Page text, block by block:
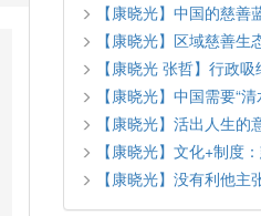
【康晓光】中国的慈善
【康晓光】区域慈善生
【康晓光 张哲】行政吸
【康晓光】中国需要“清
【康晓光】活出人生的
【康晓光】文化+制度
【康晓光】没有利他主